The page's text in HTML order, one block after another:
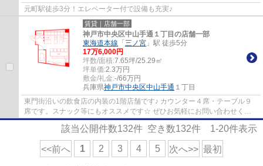
元町駅徒歩3分！エレベーター付で設備も充実♪
賃貸｜店舗一部
神戸市中央区中山手通１丁目の店舗一部
東海道本線 「 三ノ宮 」駅 徒歩5分
17万6,000円
坪数/面積:7.65坪/25.29㎡
坪単価:2.3万円
敷金/礼金:-/66万円
兵庫県神戸市中央区中山手通 １丁目
東門街沿いの飲食店の内装の1階店舗です♪ カウンター４席・テーブル９
席です。スナック等にもオススメです☆ ぜひお気軽にお問い合わせくだ
さい♪
該当公開件数132件 空き数132件 1-20件表示
<<前へ 1 2 3 4 5 次へ>> 最初